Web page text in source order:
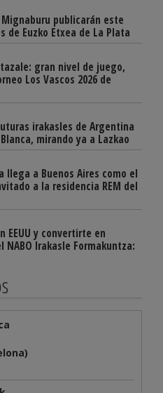
publicarán este
de Euzko Etxea de La Plata
gran nivel de juego,
Los Vascos 2026 de
irakasles de Argentina
mirando ya a Lazkao
llega a Buenos Aires como el
a la residencia REM del
EEUU y convertirte en
Irakasle Formakuntza: